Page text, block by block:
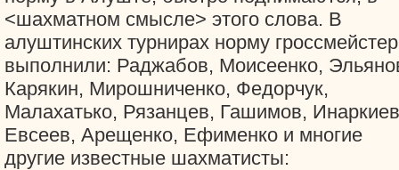
<шахматном смысле> этого слова. В
алуштинских турнирах норму
выполнили: Раджабов, Моисеенко,
Карякин, Мирошниченко, Федорчук,
Малахатько, Рязанцев, Гашимов,
Евсеев, Арещенко, Ефименко и многие
другие известные шахматисты: